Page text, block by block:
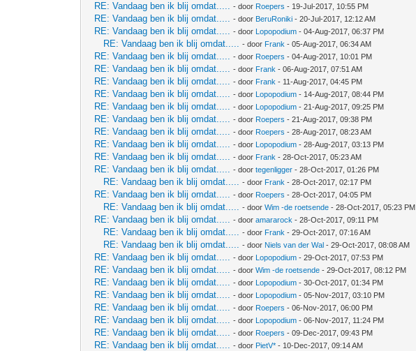
RE: Vandaag ben ik blij omdat..... - door Roepers - 19-Jul-2017, 10:55 PM
RE: Vandaag ben ik blij omdat..... - door BeruRoniki - 20-Jul-2017, 12:12 AM
RE: Vandaag ben ik blij omdat..... - door Lopopodium - 04-Aug-2017, 06:37 PM
RE: Vandaag ben ik blij omdat..... - door Frank - 05-Aug-2017, 06:34 AM
RE: Vandaag ben ik blij omdat..... - door Roepers - 04-Aug-2017, 10:01 PM
RE: Vandaag ben ik blij omdat..... - door Frank - 06-Aug-2017, 07:51 AM
RE: Vandaag ben ik blij omdat..... - door Frank - 11-Aug-2017, 04:45 PM
RE: Vandaag ben ik blij omdat..... - door Lopopodium - 14-Aug-2017, 08:44 PM
RE: Vandaag ben ik blij omdat..... - door Lopopodium - 21-Aug-2017, 09:25 PM
RE: Vandaag ben ik blij omdat..... - door Roepers - 21-Aug-2017, 09:38 PM
RE: Vandaag ben ik blij omdat..... - door Roepers - 28-Aug-2017, 08:23 AM
RE: Vandaag ben ik blij omdat..... - door Lopopodium - 28-Aug-2017, 03:13 PM
RE: Vandaag ben ik blij omdat..... - door Frank - 28-Oct-2017, 05:23 AM
RE: Vandaag ben ik blij omdat..... - doortegenligger - 28-Oct-2017, 01:26 PM
RE: Vandaag ben ik blij omdat..... - door Frank - 28-Oct-2017, 02:17 PM
RE: Vandaag ben ik blij omdat..... - door Roepers - 28-Oct-2017, 04:05 PM
RE: Vandaag ben ik blij omdat..... - doorWim -de roetsende - 28-Oct-2017, 05:23 PM
RE: Vandaag ben ik blij omdat..... - dooramararock - 28-Oct-2017, 09:11 PM
RE: Vandaag ben ik blij omdat..... - door Frank - 29-Oct-2017, 07:16 AM
RE: Vandaag ben ik blij omdat..... - door Niels van der Wal - 29-Oct-2017, 08:08 AM
RE: Vandaag ben ik blij omdat..... - door Lopopodium - 29-Oct-2017, 07:53 PM
RE: Vandaag ben ik blij omdat..... - doorWim -de roetsende - 29-Oct-2017, 08:12 PM
RE: Vandaag ben ik blij omdat..... - door Lopopodium - 30-Oct-2017, 01:34 PM
RE: Vandaag ben ik blij omdat..... - door Lopopodium - 05-Nov-2017, 03:10 PM
RE: Vandaag ben ik blij omdat..... - door Roepers - 06-Nov-2017, 06:00 PM
RE: Vandaag ben ik blij omdat..... - door Lopopodium - 06-Nov-2017, 11:24 PM
RE: Vandaag ben ik blij omdat..... - door Roepers - 09-Dec-2017, 09:43 PM
RE: Vandaag ben ik blij omdat..... - door PietV* - 10-Dec-2017, 09:14 AM